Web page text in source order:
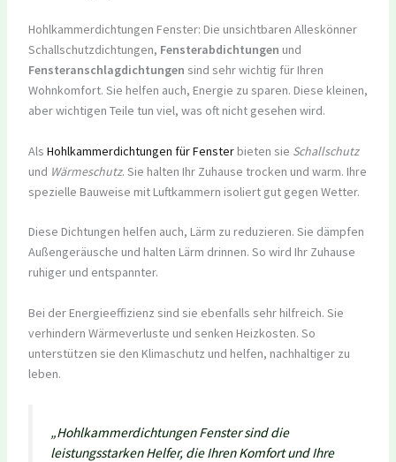
Hohlkammerdichtungen Fenster: Die unsichtbaren Alleskönner
Schallschutzdichtungen, Fensterabdichtungen und
Fensteranschlagdichtungen sind sehr wichtig für Ihren
Wohnkomfort. Sie helfen auch, Energie zu sparen. Diese kleinen,
aber wichtigen Teile tun viel, was oft nicht gesehen wird.
Als Hohlkammerdichtungen für Fensterbieten sie Schallschutz
und Wärmeschutz. Sie halten Ihr Zuhause trocken und warm. Ihre
spezielle Bauweise mit Luftkammern isoliert gut gegen Wetter.
Diese Dichtungen helfen auch, Lärm zu reduzieren. Sie dämpfen
Außengeräusche und halten Lärm drinnen. So wird Ihr Zuhause
ruhiger und entspannter.
Bei der Energieeffizienz sind sie ebenfalls sehr hilfreich. Sie
verhindern Wärmeverluste und senken Heizkosten. So
unterstützen sie den Klimaschutz und helfen, nachhaltiger zu
leben.
„Hohlkammerdichtungen Fenster sind die
leistungsstarken Helfer, die Ihren Komfort und Ihre